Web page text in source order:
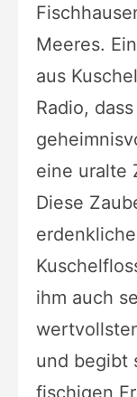
Meeres.
aus
Radio,
eine uralte
Diese
ihm auch
und begibt
fischigen